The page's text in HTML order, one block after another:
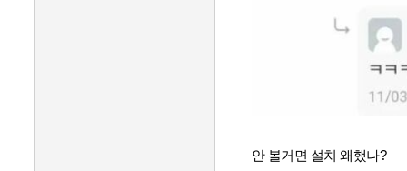
안 볼거면 설치 왜했나?